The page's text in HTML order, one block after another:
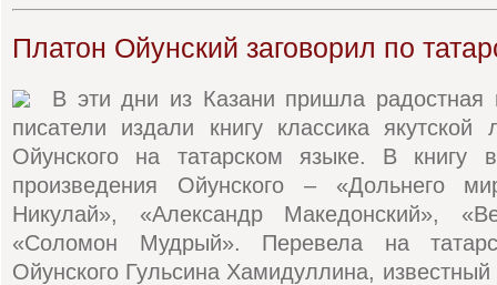
Платон Ойунский заговорил по
В эти дни из Казани пришла радостная
писатели издали книгу классика якутской
Ойунского на татарском языке. В книгу
произведения Ойунского – «Дольнего
Никулай», «Александр Македонский»,
«Соломон Мудрый». Перевела на
Ойунского Гульсина Хамидуллина, известный